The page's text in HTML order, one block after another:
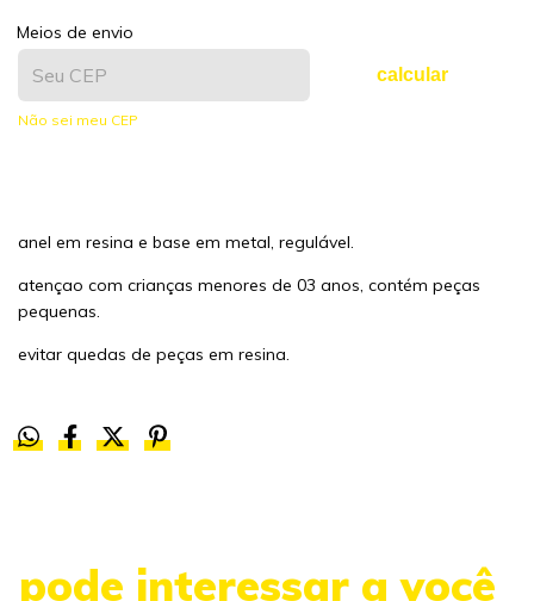
Meios de envio
calcular
Não sei meu CEP
anel em resina e base em metal, regulável.
atençao com crianças menores de 03 anos, contém peças
pequenas.
evitar quedas de peças em resina.
pode interessar a você